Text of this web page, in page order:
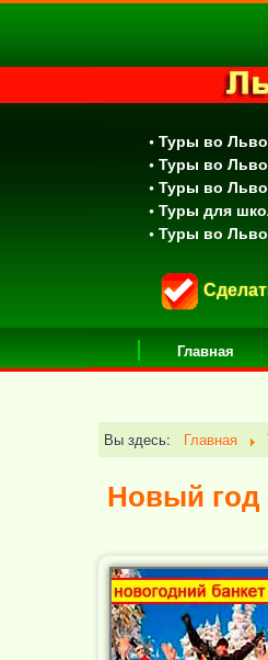
• Туры во
• Туры во
• Туры во
• Туры для
• Туры во
Главная
Вы здесь: Главная
Новый год